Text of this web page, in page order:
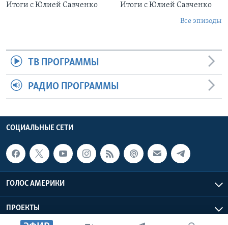
Итоги с Юлией Савченко Итоги с Юлией Савченко
Все эпизоды
ТВ ПРОГРАММЫ
РАДИО ПРОГРАММЫ
СОЦИАЛЬНЫЕ СЕТИ
ГОЛОС АМЕРИКИ
ПРОЕКТЫ